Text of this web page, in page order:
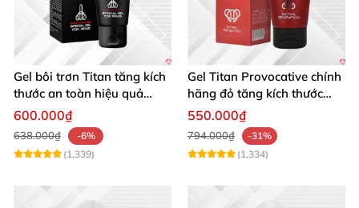
Gel bôi trơn Titan tăng kích
thước an toàn hiệu quả
50ml
600.000₫
638.000₫
-6%
(1,339)
Gel Titan Provocative chính
hãng đỏ tăng kích thước
dương vật cho Nam 50ml
550.000₫
794.000₫
-31%
(1,334)